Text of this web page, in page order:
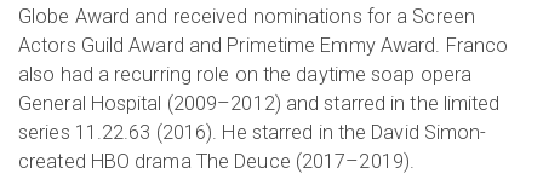
Globe Award and received nominations for a Screen
Actors Guild Award and Primetime Emmy Award. Franco
also had a recurring role on the daytime soap opera
General Hospital (2009–2012) and starred in the limited
series 11.22.63 (2016). He starred in the David Simon-
created HBO drama The Deuce (2017–2019).